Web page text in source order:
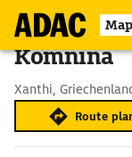
Komnina
Xanthi,
Route